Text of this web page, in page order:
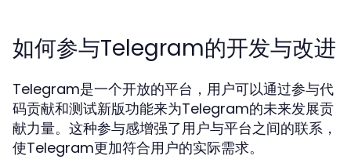
如何参与Telegram的开发与改进
Telegram是一个开放的平台，用户可以通过参与代
码贡献和测试新版功能来为Telegram的未来发展贡
献力量。这种参与感增强了用户与平台之间的联系，
使Telegram更加符合用户的实际需求。